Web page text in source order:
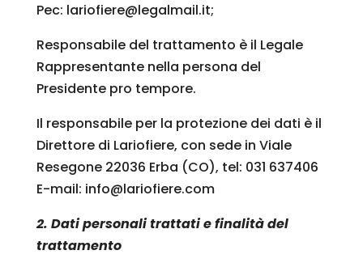
Pec: lariofiere@legalmail.it;
Responsabile del trattamento è il Legale
Rappresentante nella persona del
Presidente pro tempore.
Il responsabile per la protezione dei dati è il
Direttore di Lariofiere, con sede in Viale
Resegone 22036 Erba (CO), tel: 031 637406
E-mail: info@lariofiere.com
2. Dati personali trattati e finalità del
trattamento